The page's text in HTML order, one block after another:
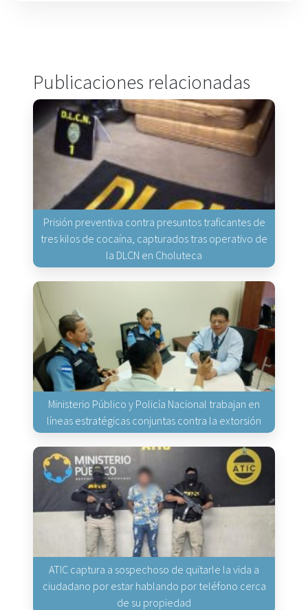
Publicaciones relacionadas
Prisión preventiva contra presuntos traficantes de
tres kilos de cocaína, capturados tras operativo de
la DLCN en Choluteca
Ministerio Público y Policía Nacional trabajan en
líneas estratégicas conjuntas contra la extorsión
ATIC captura a sospechoso de quitarle la vida a
ciudadano por estar hablando por teléfono cerca
de su propiedad